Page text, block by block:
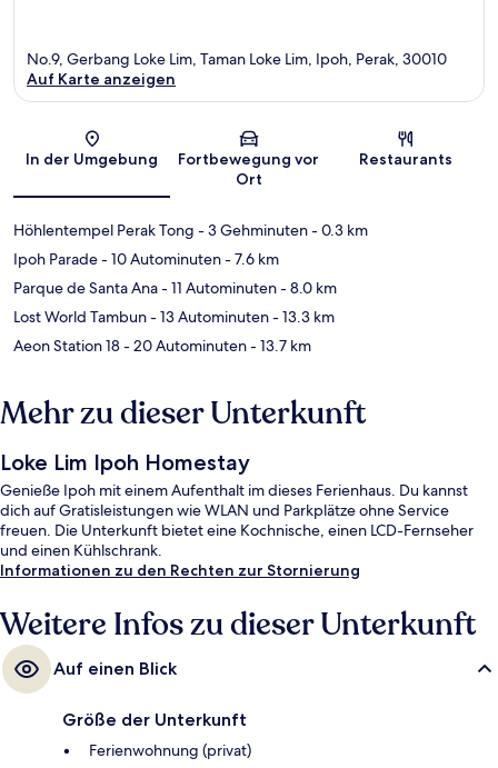
Karte
No.9, Gerbang Loke Lim, Taman Loke Lim, Ipoh, Perak, 30010
Auf Karte anzeigen
In der Umgebung
Fortbewegung vor
Ort
Restaurants
Höhlentempel Perak Tong - 3 Gehminuten- 0.3 km
Ipoh Parade- 10 Autominuten- 7.6 km
Parque de Santa Ana- 11 Autominuten- 8.0 km
Lost World Tambun- 13 Autominuten- 13.3 km
Aeon Station 18- 20 Autominuten- 13.7 km
Mehr zu dieser Unterkunft
Loke Lim Ipoh Homestay
Genieße Ipoh mit einem Aufenthalt im dieses Ferienhaus. Du kannst
dich auf Gratisleistungen wie WLAN und Parkplätze ohne Service
freuen. Die Unterkunft bietet eine Kochnische, einen LCD-Fernseher
und einen Kühlschrank.
Informationen zu den Rechten zur Stornierung
Weitere Infos zu dieser Unterkunft
Auf einen Blick
Größe der Unterkunft
Ferienwohnung (privat)